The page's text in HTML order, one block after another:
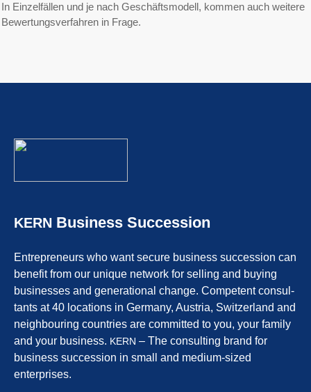
In Einzel­fäl­len und je nach Geschäfts­mo­dell, kommen auch weite­re
Bewer­tungs­ver­fah­ren in Frage.
KERN Business Succession
Entre­pre­neurs who want secure business succes­si­on can
benefit from our unique network for selling and buying
businesses and genera­tio­nal change. Compe­tent consul­
tants at 40 locati­ons in Germa­ny, Austria, Switz­er­land and
neigh­bou­ring count­ries are commit­ted to you, your family
and your business. KERN – The consul­ting brand for
business succes­si­on in small and medium-sized
enterprises.